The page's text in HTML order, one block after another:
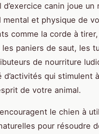
d’exercice canin joue un
mental et physique de
comme la corde à
paniers de saut, les
de nourriture
d’activités qui stimulent
de votre animal.
le chien à
pour résoudre